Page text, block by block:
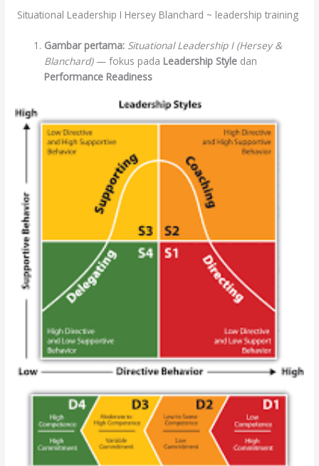
Situational Leadership I Hersey Blanchard ~ leadership training
Gambar pertama: Situational Leadership I (Hersey &
Blanchard)— fokus pada Leadership Style dan
Performance Readiness